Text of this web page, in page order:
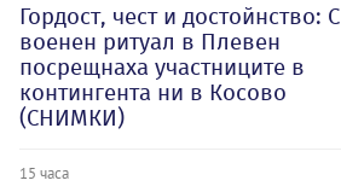
Гордост, чест и достойнство: С
военен ритуал в Плевен
посрещнаха участниците в
контингента ни в Косово
(СНИМКИ)
15 часа